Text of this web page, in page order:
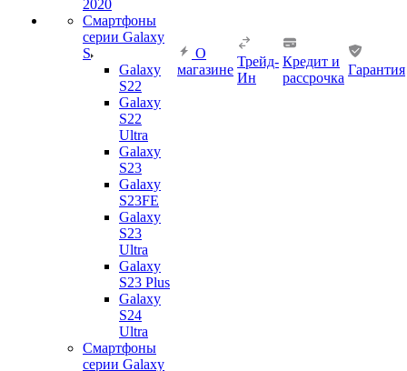
2020
Смартфоны
серии Galaxy
S
Galaxy
S22
Galaxy
S22
Ultra
Galaxy
S23
Galaxy
S23FE
Galaxy
S23
Ultra
Galaxy
S23 Plus
Galaxy
S24
Ultra
Смартфоны
серии Galaxy
О
магазине
Трейд-
Ин
Кредит и
рассрочка
Гарантия